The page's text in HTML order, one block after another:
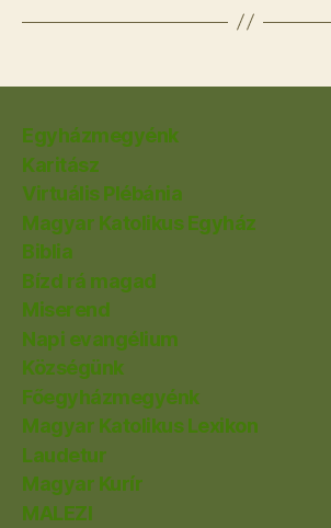
Egyházmegyénk
Karitász
Virtuális Plébánia
Magyar Katolikus Egyház
Biblia
Bízd rá magad
Miserend
Napi evangélium
Községünk
Főegyházmegyénk
Magyar Katolikus Lexikon
Laudetur
Magyar Kurír
MALEZI